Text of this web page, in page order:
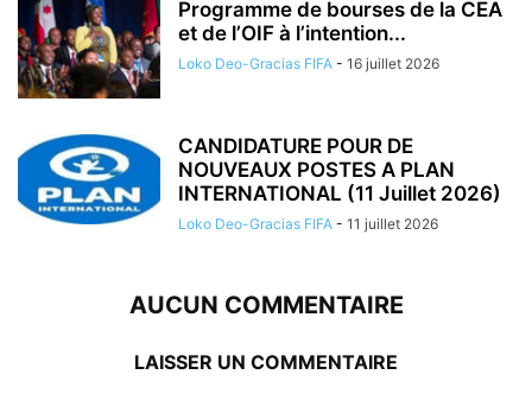
Programme de bourses de la CEA
et de l’OIF à l’intention...
Loko Deo-Gracias FIFA - 16 juillet 2026
CANDIDATURE POUR DE
NOUVEAUX POSTES A PLAN
INTERNATIONAL (11 Juillet 2026)
Loko Deo-Gracias FIFA - 11 juillet 2026
AUCUN COMMENTAIRE
LAISSER UN COMMENTAIRE